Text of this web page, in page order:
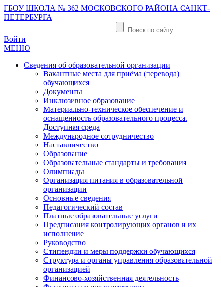
ГБОУ ШКОЛА № 362 МОСКОВСКОГО РАЙОНА САНКТ-
ПЕТЕРБУРГА
Войти
МЕНЮ
Сведения об образовательной организации
Вакантные места для приёма (перевода)
обучающихся
Документы
Инклюзивное образование
Материально-техническое обеспечение и
оснащенность образовательного процесса.
Доступная среда
Международное сотрудничество
Наставничество
Образование
Образовательные стандарты и требования
Олимпиады
Организация питания в образовательной
организации
Основные сведения
Педагогический состав
Платные образовательные услуги
Предписания контролирующих органов и их
исполнение
Руководство
Стипендии и меры поддержки обучающихся
Структура и органы управления образовательной
организацией
Финансово-хозяйственная деятельность